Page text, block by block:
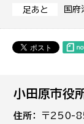
足あと 国
小田原市役
住所
〒250-